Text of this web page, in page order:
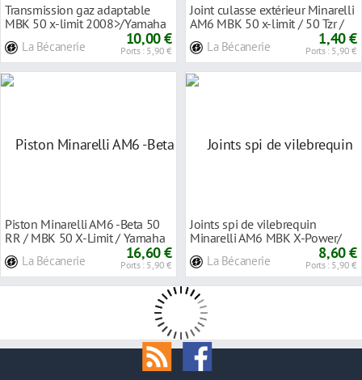
Transmission gaz adaptable
MBK 50 x-limit 2008>/Yamaha
La Bécanerie 10,00 €
Ports : 5,90 €
Joint culasse extérieur Minarelli
AM6 MBK 50 x-limit / 50 Tzr /
La Bécanerie 1,40 €
Ports : 5,90 €
Piston Minarelli AM6 -Beta 50
RR / MBK 50 X-Limit / Yamaha
La Bécanerie 16,60 €
Ports : 5,90 €
Joints spi de vilebrequin
Minarelli AM6 MBK X-Power/
La Bécanerie 8,60 €
Ports : 5,90 €